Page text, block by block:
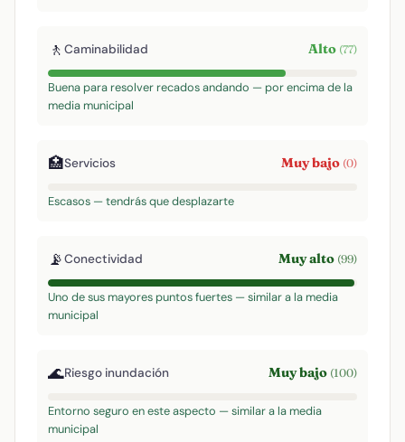
🚶 Caminabilidad Alto (77)
Buena para resolver recados andando — por encima de la
media municipal
🏥Servicios Muy bajo (0)
Escasos — tendrás que desplazarte
📡Conectividad Muy alto (99)
Uno de sus mayores puntos fuertes — similar a la media
municipal
🌊Riesgo inundación Muy bajo (100)
Entorno seguro en este aspecto — similar a la media
municipal